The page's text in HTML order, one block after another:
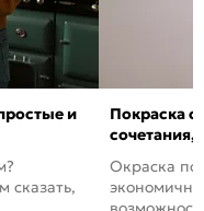
и
сказать,
Покраска
сочетания,
Окраска